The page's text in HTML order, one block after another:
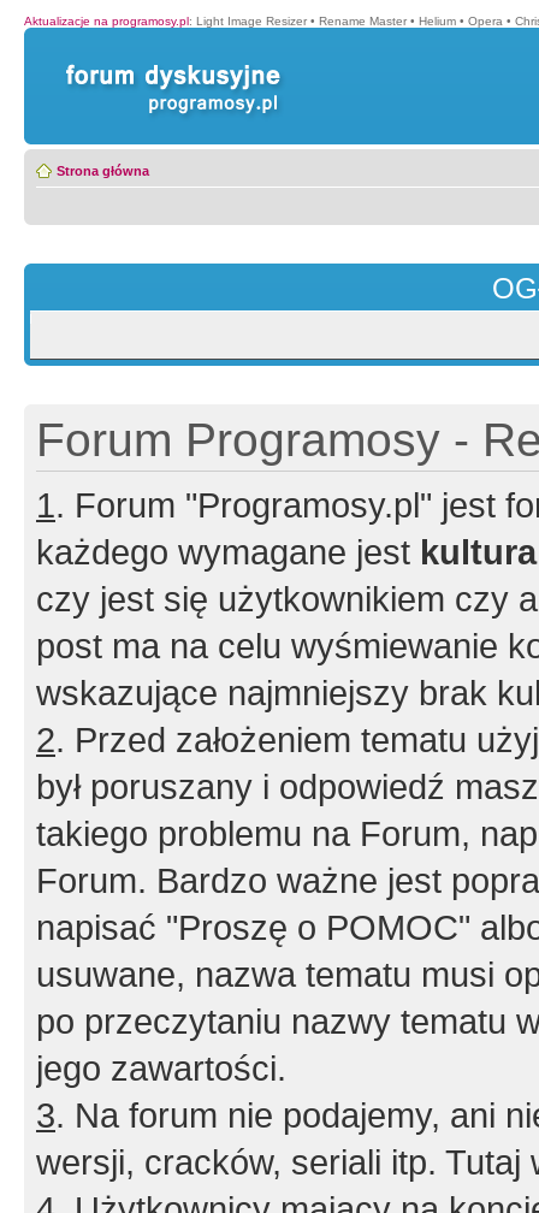
Aktualizacje na programosy.pl: Light Image Resizer • Rename Master • Helium • Opera •
Strona główna
Forum Programosy -
1. Forum "Programosy.pl" jest
każdego wymagane jest
czy jest się użytkownikiem czy
post ma na celu wyśmiewanie
wskazujące najmniejszy brak
2. Przed założeniem tematu
był poruszany i odpowiedź
takiego problemu na Forum,
Forum. Bardzo ważne jest
napisać "Proszę o POMOC"
usuwane, nazwa tematu musi
po przeczytaniu nazwy tematu
jego zawartości.
3. Na forum nie podajemy, ani
wersji, cracków, seriali itp. Tutaj